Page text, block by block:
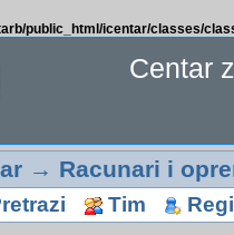
public_html/icentar/classes/
Centar
→ Racunari i
Tim